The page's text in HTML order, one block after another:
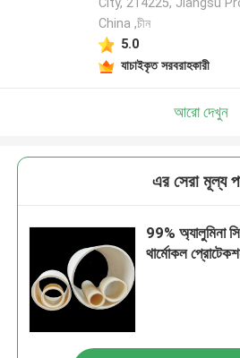
China ,চীন
5.0
যাচাইকৃত সরবরাহকারী
আরো দেখুন
এর সেরা মূল্য
99% অ্যালুমিনা
থার্মোকল